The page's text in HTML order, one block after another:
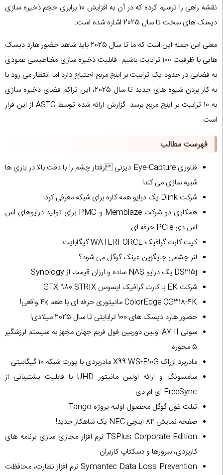
نقشه راهی را ترسیم کرده که در آن به افزایش 10 برابری حجم ذخیره سازی
دیسک های سخت تا سال 2025 اشاره شده است.
معنی این جمله این است که ما تا سال 2025 باید شاهد حضور هارد دیسک
هایی با ظرفیت 100 ترابایت باشیم. قابلیت ذخیره سازی مغناطیسی عمودی
به فضایی در حدود یک ترابیت بر اینچ مربع احتیاج دارد اما انتظار می رود با
به کار بردن شیوه های جدید تا سال 2025، این تراکم فضای ذخیره سازی
به 10 ترابیت بر اینچ مربع برسد. گزارش ارائه شده توسط ASTC از این قرار
است.
فهرست مطالب
فناوری Eye-Capture دیزنی رفتار چشم را با دقت بالا در بازی ها
شبیه سازی می کند!
شرکت Dlink یک درایو همه کاره برای شبکه معرفی کرد!
همکاری دو شرکت Memblaze و PMC برای تولید درایوهای اس
اس دی PCIe حرفه ای
کیت کارت گرافیک WATERFORCE گیگابایت
لنز چشمی جایگزین عینک گوگل می شود؟
DS215j یک درایو NAS ساده و ارزان قیمت از Synology
شرکت EK با کارت گرافیک ایسوس GTX 980 STRIX
ColorEdge CG318-4K مانیتوری حرفه ای با طعم 4k واقعی!
حضور هارد دیسک های 100 ترابایتی تا سال 2025 میلادی!
سونی A7 II اولین دوربین فول فریم جهان مجهز به سیستم لرزشگیر
5 محوره
مادربرد ازراک X99 WS-E10G مادربردی با پورت شبکه 10 گیگابیتی
سامسونگ و ارائه اولین مانیتور UHD با قابلیت پشتیبانی از
FreeSync ای ام دی
تبلت غول گوگل محصول اولیه پروژه Tango
صفحه نمایش 84 اینچی NEC یک شاهکار جدید!
TSPlus Corporate Edition نرم افزار مجازی سازی برنامه های
کاربردی، سرورها و دسکتاپ کاربران
Symantec Data Loss Prevention نرم افزار نظارت، محافظت